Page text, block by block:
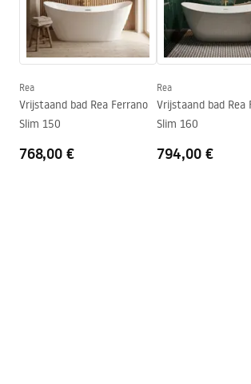
Hoogte
580mm
Montagezijde
Universeel
Afvoer en sifon inbegrepen
Ja
Garantie
Veiligheidsinformatie
WARUNKI_BEZPIECZENSTWA_WANNY.pdf
Garantievoorwaarden
Warranty_Terms_and_Conditions_Bathtubs.pdf
Rea
Vrijstaand bad Rea Ferrano
Slim 150
768,00 €
Rea
Vrijstaand bad Rea
Slim 160
794,00 €